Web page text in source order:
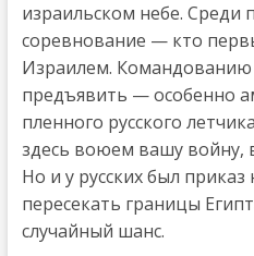
израильском небе. Среди
соревнование — кто
Израилем. Командованию
предъявить — особенно
пленного русского
здесь воюем вашу войну,
Но и у русских был приказ
пересекать границы
случайный шанс.